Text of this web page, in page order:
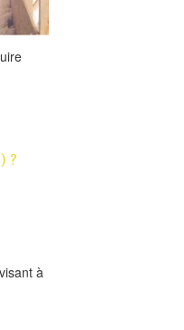
?
à